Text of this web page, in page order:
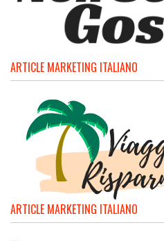
ARTICLE MARKETING ITALIANO
ARTICLE MARKETING ITALIANO